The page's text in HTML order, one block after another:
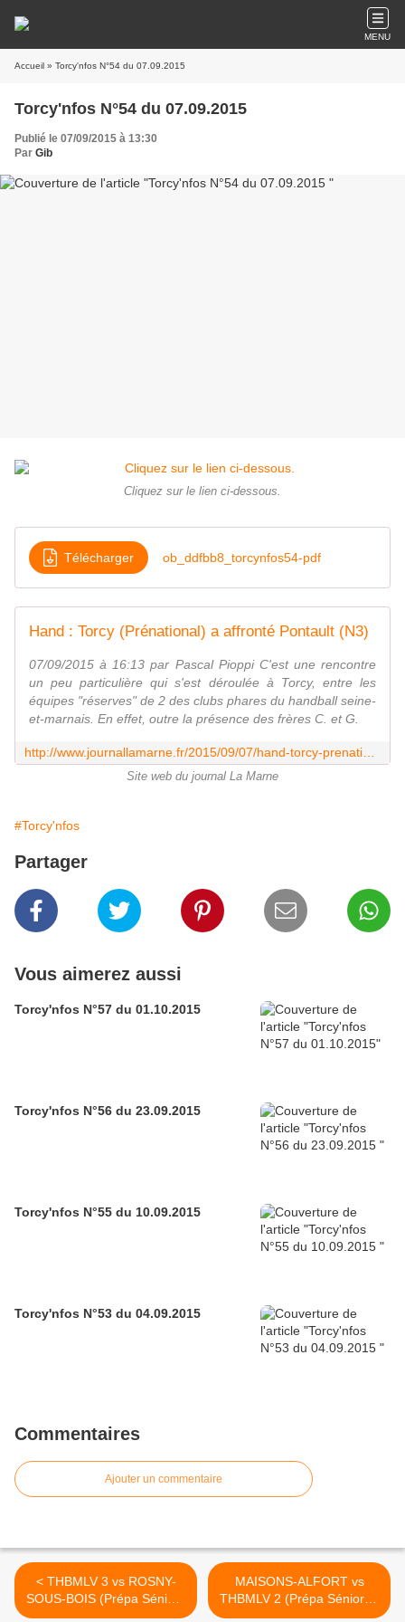
MENU
Accueil » Torcy'nfos N°54 du 07.09.2015
Torcy'nfos N°54 du 07.09.2015
Publié le 07/09/2015 à 13:30
Par Gib
Cliquez sur le lien ci-dessous.
Télécharger ob_ddfbb8_torcynfos54-pdf
Hand : Torcy (Prénational) a affronté Pontault (N3)
07/09/2015 à 16:13 par Pascal Pioppi C'est une rencontre
un peu particulière qui s'est déroulée à Torcy, entre les
équipes "réserves" de 2 des clubs phares du handball seine-
et-marnais. En effet, outre la présence des frères C. et G.
Site web du journal La Marne
#Torcy'nfos
Partager
Vous aimerez aussi
Torcy'nfos N°57 du 01.10.2015
Torcy'nfos N°56 du 23.09.2015
Torcy'nfos N°55 du 10.09.2015
Torcy'nfos N°53 du 04.09.2015
Commentaires
Ajouter un commentaire
< THBMLV 3 vs ROSNY-
SOUS-BOIS (Prépa Séniors
- 05.09.2015)
MAISONS-ALFORT vs
THBMLV 2 (Prépa Séniors -
08.09.2015) >